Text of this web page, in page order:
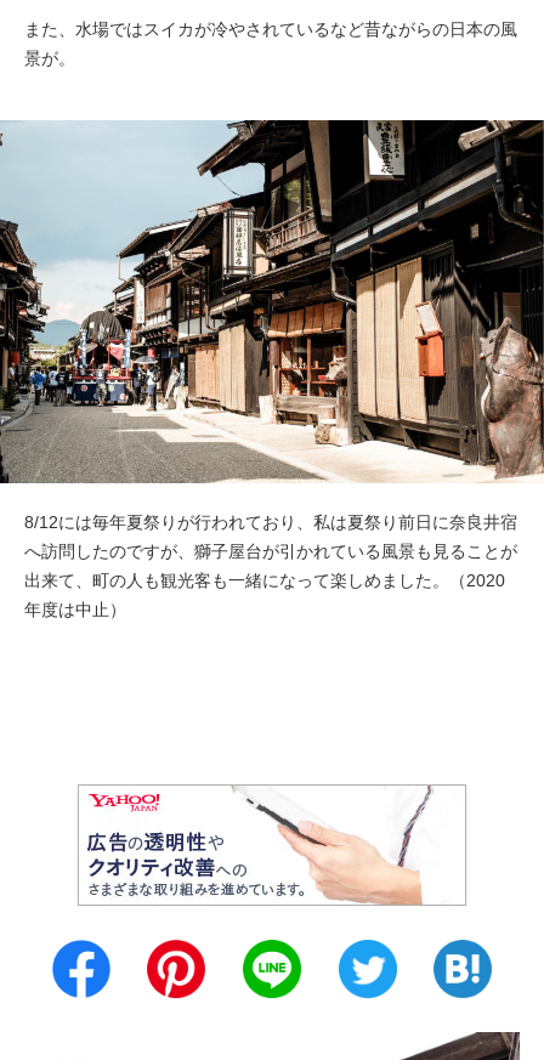
また、水場ではスイカが冷やされているなど昔ながらの日本の風
景が。
8/12には毎年夏祭りが行われており、私は夏祭り前日に奈良井宿
へ訪問したのですが、獅子屋台が引かれている風景も見ることが
出来て、町の人も観光客も一緒になって楽しめました。（2020
年度は中止）